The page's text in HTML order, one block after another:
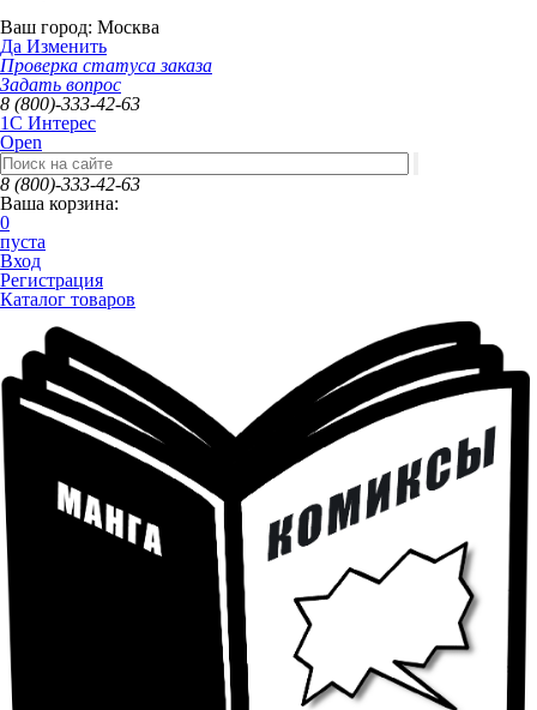
Ваш город: Москва
Да Изменить
Проверка статуса заказа
Задать вопрос
8 (800)-333-42-63
1C Интерес
Open
8 (800)-333-42-63
Ваша корзина:
0
пуста
Вход
Регистрация
Каталог товаров